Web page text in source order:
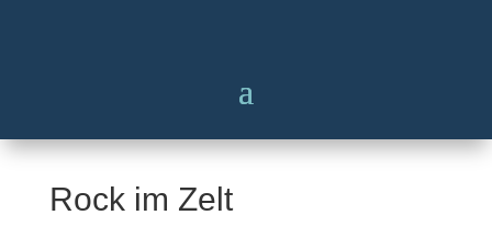
Rock im Zelt